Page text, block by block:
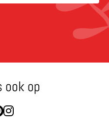
ook op
naar Facebook
Ga naar Pinterest
Ga naar Instagram